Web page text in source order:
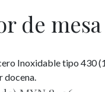
de
Inoxidable tipo 430
docena.